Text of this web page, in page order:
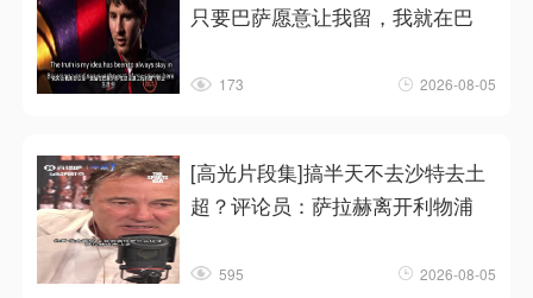
只要巴萨愿意让我留，我就在巴
173 2026-08-05
[高光片段集]搞半天不去沙特去土
超？评论员：萨拉赫离开利物浦
595 2026-08-05